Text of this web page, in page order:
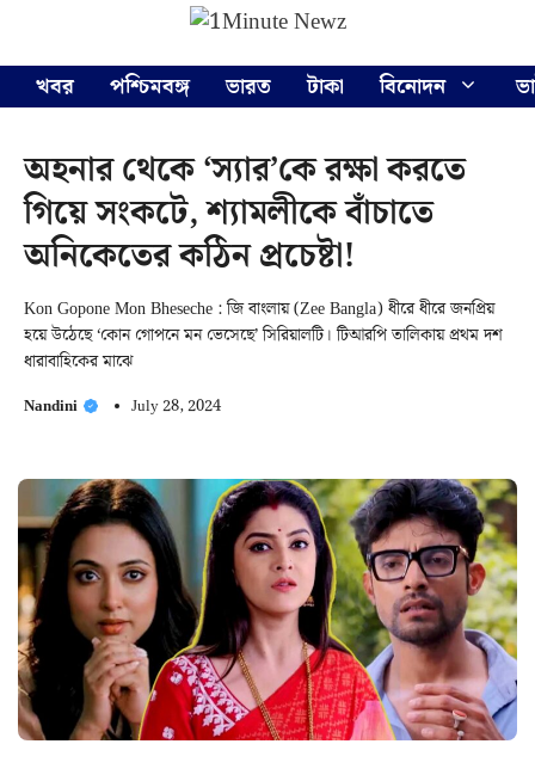
content
খবর
পশ্চিমবঙ্গ ভারত টাকা বিনোদন
অহনার থেকে ‘স্যার’কে রক্ষা করতে
গিয়ে সংকটে, শ্যামলীকে বাঁচাতে
অনিকেতের কঠিন প্রচেষ্টা!
Kon Gopone Mon Bheseche : জি বাংলায় (Zee Bangla) ধীরে ধীরে জনপ্রিয়
হয়ে উঠেছে ‘কোন গোপনে মন ভেসেছে’ সিরিয়ালটি। টিআরপি তালিকায় প্রথম দশ
ধারাবাহিকের মাঝে
Nandini July 28, 2024